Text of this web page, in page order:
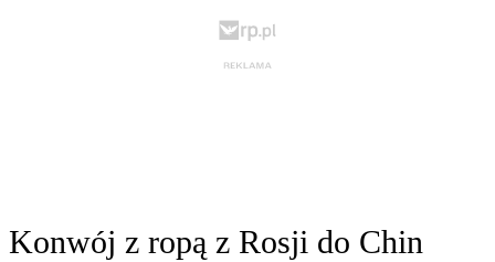
Konwój z ropą z Rosji do Chin